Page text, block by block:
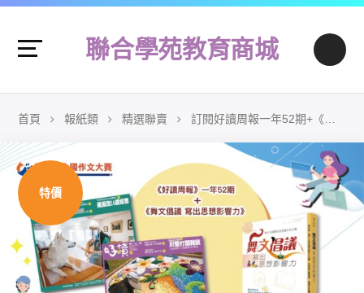
聯合學苑教育商城
首頁 報紙類 精選聯賣 訂閱好讀周報一年52期+《舞文倡議 寫出思想影響力》一本
特價